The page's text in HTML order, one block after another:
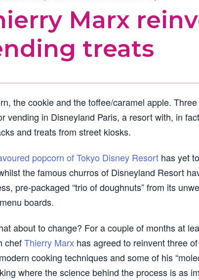
Marx
treats
the cookie and the toffee/caramel apple.
vending in Disneyland Paris, a resort with, in
and treats from street kiosks.
popcorn of Tokyo Disney Resort has yet
the famous churros of Disneyland Resort
pre-packaged “trio of doughnuts” from its
boards.
about to change? For a couple of months at
chefThierry Marx has agreed to reinvent three
cooking techniques and some of his
where the science behind the process is as